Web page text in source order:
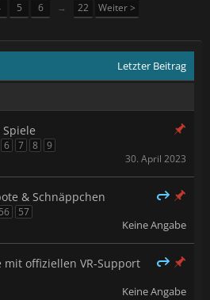
5 6 → 22 Weiter >
Letzter Beitrag
Spiele
6 7 8
9
30. April 2023
& Schnäppchen
56
57
Keine Angabe
mit offiziellen VR-Support
Keine Angabe